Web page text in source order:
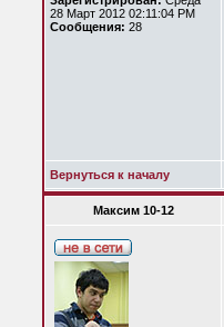
28 Март 2012 02:11:04 PM
Сообщения: 28
Вернуться к началу
Максим 10-12